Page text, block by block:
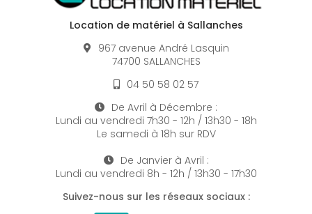
Location de matériel à Sallanches
967 avenue André Lasquin
74700 SALLANCHES
04 50 58 02 57
De Avril à Décembre :
Lundi au vendredi 7h30 - 12h / 13h30 - 18h
Le samedi à 18h sur RDV
De Janvier à Avril :
Lundi au vendredi 8h - 12h / 13h30 - 17h30
Suivez-nous sur les réseaux sociaux :